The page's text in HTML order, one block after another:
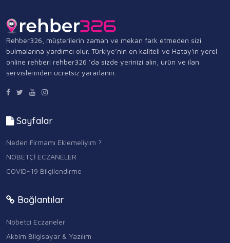
Rehber326, müşterilerin zaman ve mekan fark etmeden sizi
bulmalarına yardımcı olur. Türkiye’nin en kaliteli ve Hatay'ın yerel
online rehberi rehber326 ‘da sizde yerinizi alın, ürün ve ilan
servislerinden ücretsiz yararlanın.
Sayfalar
Neden Firmamı Eklemeliyim ?
NÖBETÇİ ECZANELER
COVID-19 Bilgilendirme
Bağlantılar
Nöbetçi Eczaneler
Akbim Bilgisayar & Yazılım